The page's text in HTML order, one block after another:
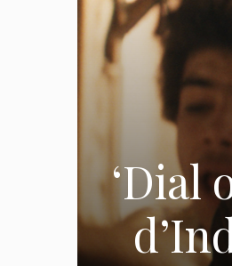
‘Dial